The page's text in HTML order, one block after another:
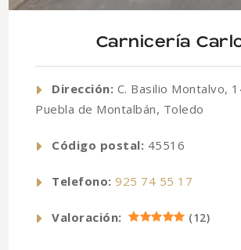
Carnicería
Dirección: C. Basilio Montalvo,
Puebla de Montalbán, Toledo
Código postal: 45516
Telefono: 925 74 55 17
Valoración: (12)